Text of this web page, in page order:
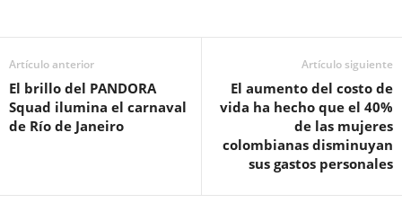
Artículo anterior
El brillo del PANDORA
Squad ilumina el carnaval
de Río de Janeiro
Artículo siguiente
El aumento del costo de
vida ha hecho que el 40%
de las mujeres
colombianas disminuyan
sus gastos personales